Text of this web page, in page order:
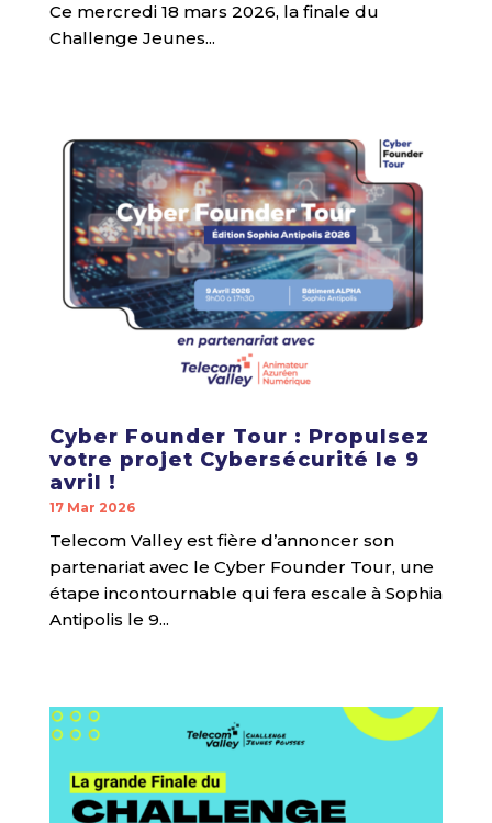
Ce mercredi 18 mars 2026, la finale du
Challenge Jeunes...
Cyber Founder Tour : Propulsez
votre projet Cybersécurité le 9
avril !
17 Mar 2026
Telecom Valley est fière d’annoncer son
partenariat avec le Cyber Founder Tour, une
étape incontournable qui fera escale à Sophia
Antipolis le 9...